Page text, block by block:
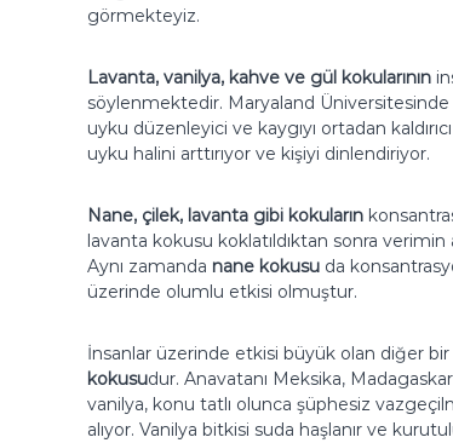
görmekteyiz.
Lavanta, vanilya, kahve ve gül kokularının
söylenmektedir. Maryaland Üniversitesinde
uyku düzenleyici ve kaygıyı ortadan
uyku halini arttırıyor ve kişiyi dinlendiriyor.
Nane, çilek, lavanta gibi kokuların
lavanta kokusu koklatıldıktan sonra
Aynı zamanda nane kokusu da
üzerinde olumlu etkisi olmuştur.
İnsanlar üzerinde etkisi büyük olan diğer
kokusudur. Anavatanı Meksika,
vanilya, konu tatlı olunca şüphesiz
alıyor. Vanilya bitkisi suda haşlanır ve